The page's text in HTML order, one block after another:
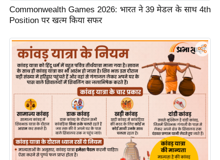
र्ल्ड
न्यू
ज
ब्री
फ
म
रं
ज
न
ज
ग
Commonwealth Games 2026: भारत ने 39 मेडल के साथ 4th
Position पर खत्म किया सफर